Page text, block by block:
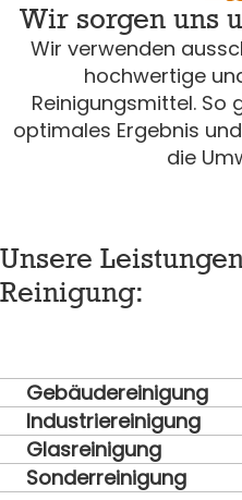
Wir sorgen uns
Wir verwenden
hochwertige
Reinigungsmittel. So
optimales Ergebnis
die
Unsere
Reinigung:
Gebäudereinigung
Industriereinigung
Glasreinigung
Sonderreinigung